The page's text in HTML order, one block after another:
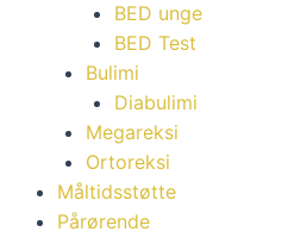
BED unge
BED Test
Bulimi
Diabulimi
Megareksi
Ortoreksi
Måltidsstøtte
Pårørende